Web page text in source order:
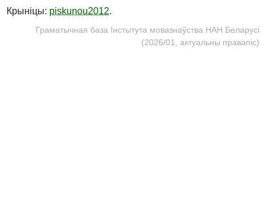
Крыніцы: piskunou2012.
Граматычная база Інстытута мовазнаўства НАН Беларусі
(2026/01, актуальны правапіс)